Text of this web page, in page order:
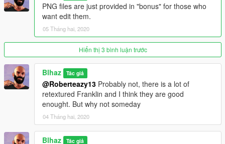
PNG files are just provided in "bonus" for those who
want edit them.
05 Tháng hai, 2020
Hiển thị 3 bình luận trước
Blhaz Tác giả
@Roberteazy13 Probably not, there is a lot of
retextured Franklin and I think they are good
enought. But why not someday
04 Tháng hai, 2020
Blhaz Tác giả